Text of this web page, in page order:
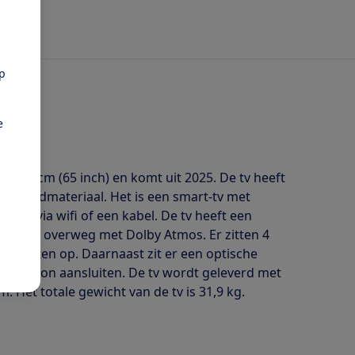
165 cm (65 inch) en komt uit 2025. De tv heeft
beeldmateriaal. Het is een smart-tv met
via wifi of een kabel. De tv heeft een
kan overweg met Dolby Atmos. Er zitten 4
poorten op. Daarnaast zit er een optische
aansluiten. De tv wordt geleverd met
Het totale gewicht van de tv is 31,9 kg.